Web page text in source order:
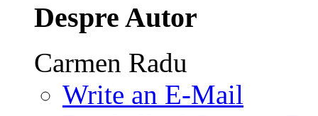
Despre Autor
Carmen Radu
Write an E-Mail